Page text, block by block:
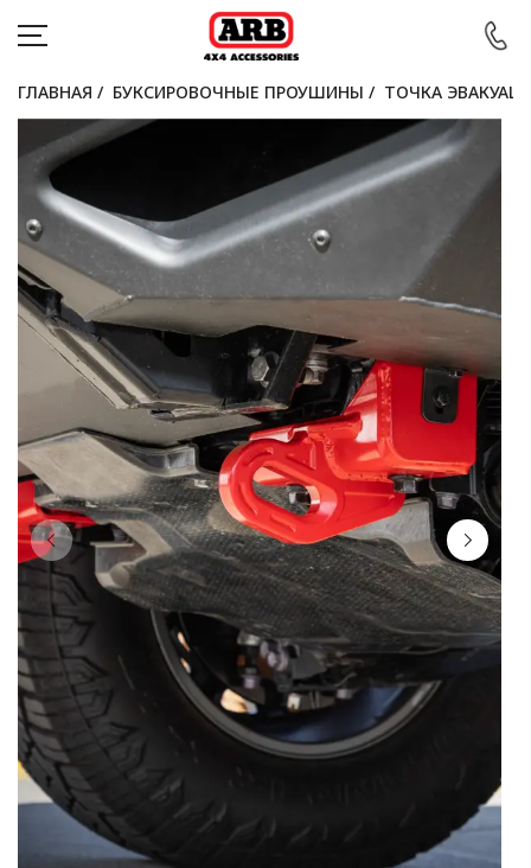
КАТАЛОГ
АВТОМОБИЛИ
АКЦИИ
БЛОГ
ПОКУПАТЕЛЯМ
КОНТАКТЫ
Войти
Выбор языка
Выбор валюты
ГЛАВНАЯ / БУКСИРОВОЧНЫЕ ПРОУШИНЫ / ТОЧКА